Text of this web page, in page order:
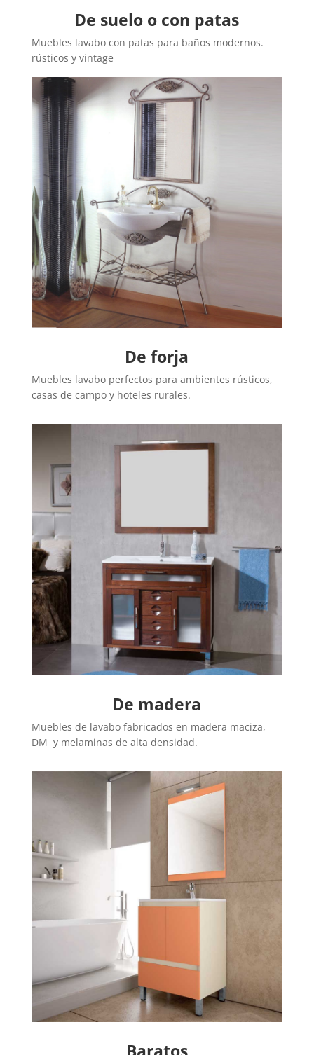
De suelo o con patas
Muebles lavabo con patas para baños modernos.
rústicos y vintage
De forja
Muebles lavabo perfectos para ambientes rústicos,
casas de campo y hoteles rurales.
De madera
Muebles de lavabo fabricados en madera maciza,
DM y melaminas de alta densidad.